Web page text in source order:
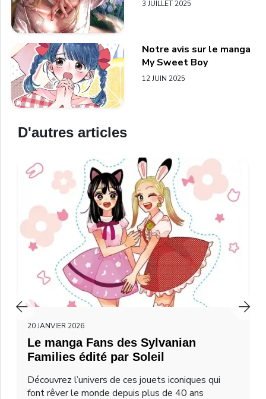
3 JUILLET 2025
Notre avis sur le manga
My Sweet Boy
12 JUIN 2025
D'autres articles
20 JANVIER 2026
Le manga Fans des Sylvanian
Families édité par Soleil
Découvrez l’univers de ces jouets iconiques qui
font rêver le monde depuis plus de 40 ans